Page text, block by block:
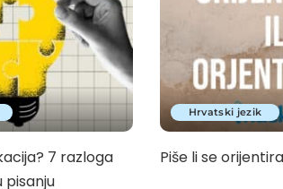
7 razloga
pisanju
Hrvatski jezik
Piše li se